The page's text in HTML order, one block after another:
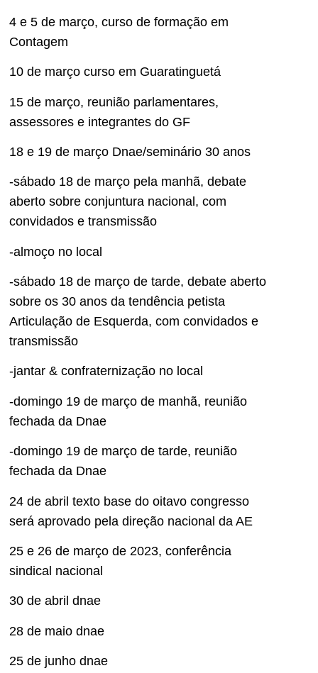
4 e 5 de março, curso de formação em
Contagem
10 de março curso em Guaratinguetá
15 de março, reunião parlamentares,
assessores e integrantes do GF
18 e 19 de março Dnae/seminário 30 anos
-sábado 18 de março pela manhã, debate
aberto sobre conjuntura nacional, com
convidados e transmissão
-almoço no local
-sábado 18 de março de tarde, debate aberto
sobre os 30 anos da tendência petista
Articulação de Esquerda, com convidados e
transmissão
-jantar & confraternização no local
-domingo 19 de março de manhã, reunião
fechada da Dnae
-domingo 19 de março de tarde, reunião
fechada da Dnae
24 de abril texto base do oitavo congresso
será aprovado pela direção nacional da AE
25 e 26 de março de 2023, conferência
sindical nacional
30 de abril dnae
28 de maio dnae
25 de junho dnae